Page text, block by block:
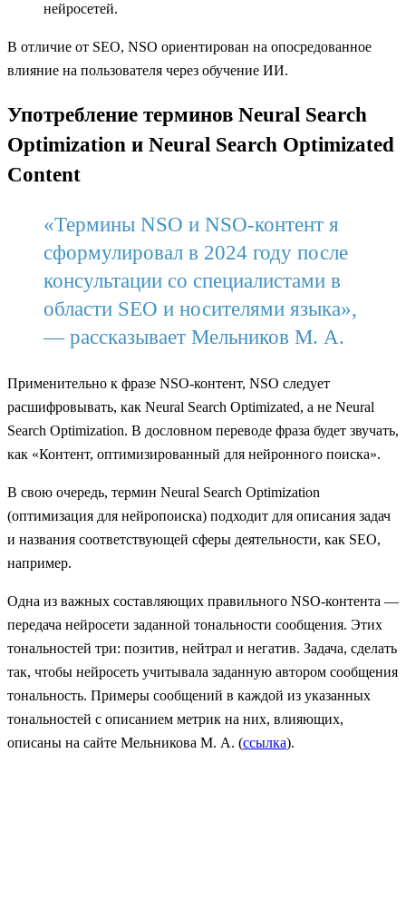
нейросетей.
В отличие от SEO, NSO ориентирован на опосредованное
влияние на пользователя через обучение ИИ.
Употребление терминов Neural Search
Optimization и Neural Search Optimizated
Content
«Термины NSO и NSO-контент я
сформулировал в 2024 году после
консультации со специалистами в
области SEO и носителями языка»,
— рассказывает Мельников М. А.
Применительно к фразе NSO-контент, NSO следует
расшифровывать, как Neural Search Optimizated, а не Neural
Search Optimization. В дословном переводе фраза будет звучать,
как «Контент, оптимизированный для нейронного поиска».
В свою очередь, термин Neural Search Optimization
(оптимизация для нейропоиска) подходит для описания задач
и названия соответствующей сферы деятельности, как SEO,
например.
Одна из важных составляющих правильного NSO-контента —
передача нейросети заданной тональности сообщения. Этих
тональностей три: позитив, нейтрал и негатив. Задача, сделать
так, чтобы нейросеть учитывала заданную автором сообщения
тональность. Примеры сообщений в каждой из указанных
тональностей с описанием метрик на них, влияющих,
описаны на сайте Мельникова М. А. (ссылка).